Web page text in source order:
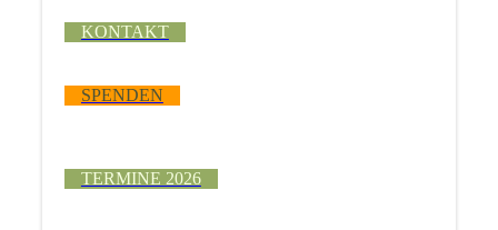
KONTAKT
SPENDEN
TERMINE 2026